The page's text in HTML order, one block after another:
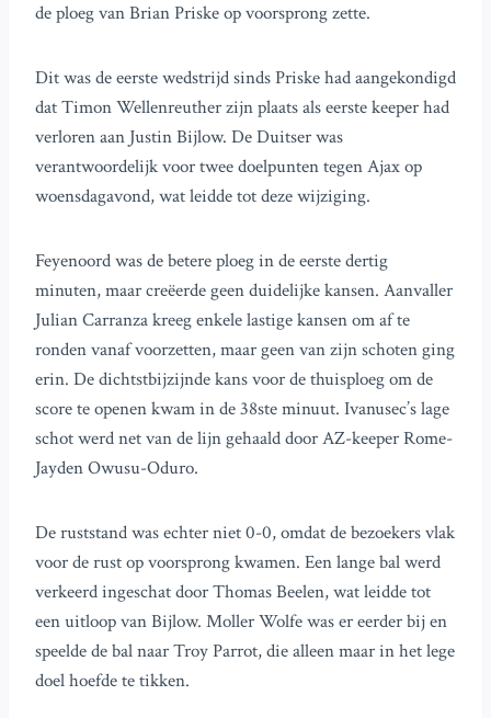
de ploeg van Brian Priske op voorsprong zette.
Dit was de eerste wedstrijd sinds Priske had aangekondigd
dat Timon Wellenreuther zijn plaats als eerste keeper had
verloren aan Justin Bijlow. De Duitser was
verantwoordelijk voor twee doelpunten tegen Ajax op
woensdagavond, wat leidde tot deze wijziging.
Feyenoord was de betere ploeg in de eerste dertig
minuten, maar creëerde geen duidelijke kansen. Aanvaller
Julian Carranza kreeg enkele lastige kansen om af te
ronden vanaf voorzetten, maar geen van zijn schoten ging
erin. De dichtstbijzijnde kans voor de thuisploeg om de
score te openen kwam in de 38ste minuut. Ivanusec’s lage
schot werd net van de lijn gehaald door AZ-keeper Rome-
Jayden Owusu-Oduro.
De ruststand was echter niet 0-0, omdat de bezoekers vlak
voor de rust op voorsprong kwamen. Een lange bal werd
verkeerd ingeschat door Thomas Beelen, wat leidde tot
een uitloop van Bijlow. Moller Wolfe was er eerder bij en
speelde de bal naar Troy Parrot, die alleen maar in het lege
doel hoefde te tikken.